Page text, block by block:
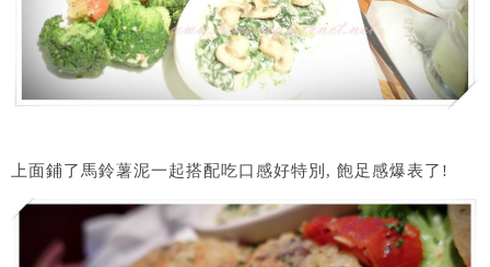
上面鋪了馬鈴薯泥一起搭配吃口感好特別, 飽足感爆表了!